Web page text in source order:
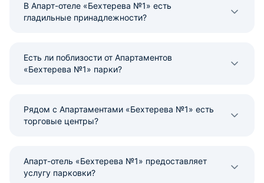
В Апарт-отеле «Бехтерева №1» есть
гладильные принадлежности?
Есть ли поблизости от Апартаментов
«Бехтерева №1» парки?
Рядом с Апартаментами «Бехтерева №1» есть
торговые центры?
Апарт-отель «Бехтерева №1» предоставляет
услугу парковки?